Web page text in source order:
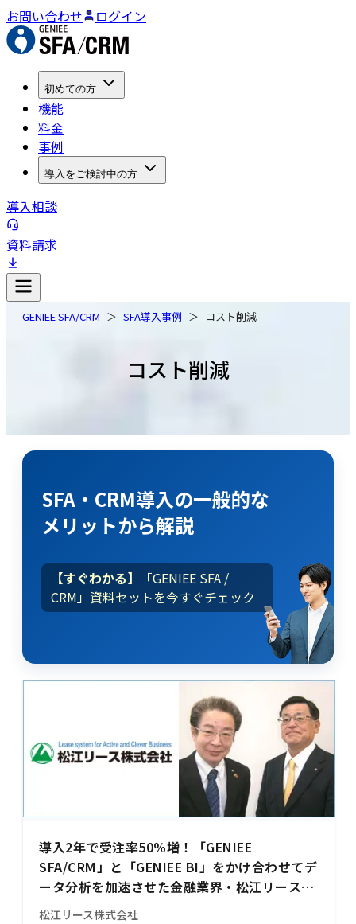
お問い合わせ ログイン
初めての方
機能
料金
事例
導入をご検討中の方
導入相談
資料請求
GENIEE SFA/CRM SFA導入事例 コスト削減
コスト削減
SFA・CRM導入の一般的な
メリットから解説
【すぐわかる】
「GENIEE SFA /
CRM」資料セットを今すぐチェック
導入2年で受注率50%増！「GENIEE
SFA/CRM」と「GENIEE BI」をかけ合わせてデ
ータ分析を加速させた金融業界・松江リース様
の事例
松江リース株式会社